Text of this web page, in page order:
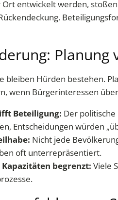
Ort entwickelt werden,
Planung
bleiben Hürden bestehen.
wenn Bürgerinteressen
Beteiligung: Der
Entscheidungen würden
Nicht jede
oft unterrepräsentiert.
begrenzt: Viele